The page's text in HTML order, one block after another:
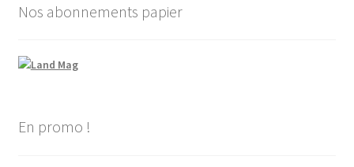
Nos abonnements papier
En promo !